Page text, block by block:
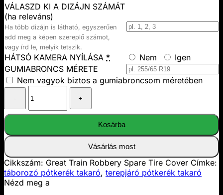
VÁLASZD KI A DIZÁJN SZÁMÁT
(ha releváns)
Ha több dizájn is látható, egyszerűen
add meg a képen szereplő számot,
vagy írd le, melyik tetszik.
HÁTSÓ KAMERA NYÍLÁSA * Nem
Igen
GUMIABRONCS MÉRETE
Nem vagyok biztos a gumiabroncsom méretében
Train
Robbery
Kosárba
Vásárlás most
Cikkszám: Great Train Robbery Spare Tire Cover Címke:
táborozó pótkerék takaró, terepjáró pótkerék takaró
Nézd meg a